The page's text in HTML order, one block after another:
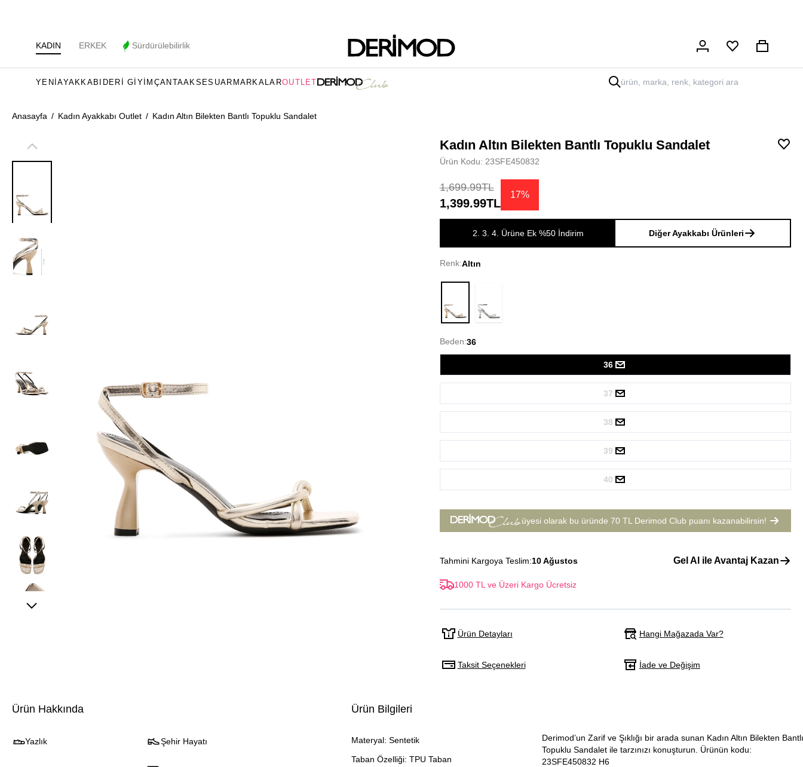
KADIN ERKEK Sürdürülebilirlik
Hesabım Sepet
YENIAYAKKABI DERI GIYIM ÇANTAAKSESUAR MARKALAROUTLET
Anasayfa / Kadın Ayakkabı Outlet / Kadın Altın Bilekten Bantlı Topuklu Sandalet
Kadın Altın Bilekten Bantlı Topuklu Sandalet
Ürün Kodu: 23SFE450832
1,699.99TL
1,399.99TL
17%
2. 3. 4. Ürüne Ek %50 İndirim Diğer Ayakkabı Ürünleri
Renk:Altın
Beden:36
36
37
38
39
40
üyesi olarak bu üründe70 TL Derimod Club puanı kazanabilirsin!
Tahmini Kargoya Teslim:10 Ağustos Gel Al ile Avantaj Kazan
1000 TL ve Üzeri Kargo Ücretsiz
Ürün Detayları Hangi Mağazada Var?
Taksit Seçenekleri İade ve Değişim
Ürün Hakkında
Yazlık Şehir Hayatı
Ürün Bilgileri
Materyal: Sentetik
Taban Özelliği: TPU Taban
Derimod’un Zarif ve Şıklığı bir arada sunan Kadın Altın Bilekten Bantlı
Topuklu Sandalet ile tarzınızı konuşturun. Ürünün kodu:
23SFE450832 H6